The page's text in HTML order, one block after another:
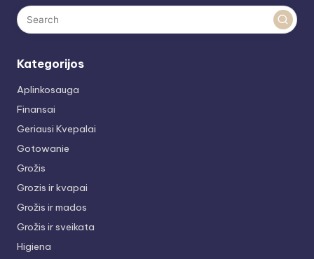
Kategorijos
Aplinkosauga
Finansai
Geriausi Kvepalai
Gotowanie
Grožis
Grozis ir kvapai
Grožis ir mados
Grožis ir sveikata
Higiena